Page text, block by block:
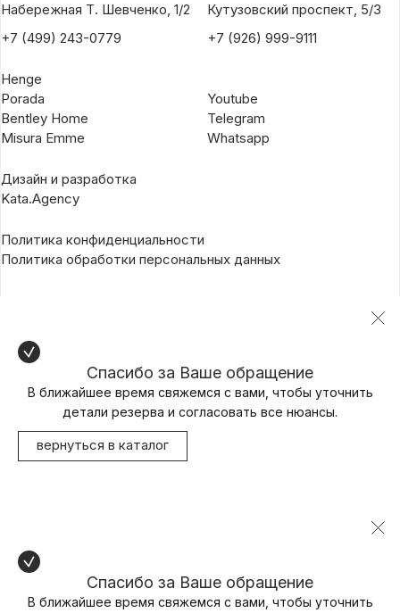
Набережная Т. Шевченко, 1/2
+7 (499) 243-0779
Кутузовский проспект, 5/3
+7 (926) 999-9111
Henge
Porada
Bentley Home
Misura Emme
Youtube
Telegram
Whatsapp
Дизайн и разработка
Kata.Agency
Политика конфиденциальности
Политика обработки персональных данных
Спасибо за Ваше обращение
В ближайшее время свяжемся с вами, чтобы уточнить
детали резерва и согласовать все нюансы.
вернуться в каталог
Спасибо за Ваше обращение
В ближайшее время свяжемся с вами, чтобы уточнить